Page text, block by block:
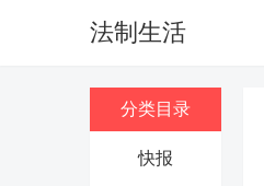
法制生活
分类目录
快报